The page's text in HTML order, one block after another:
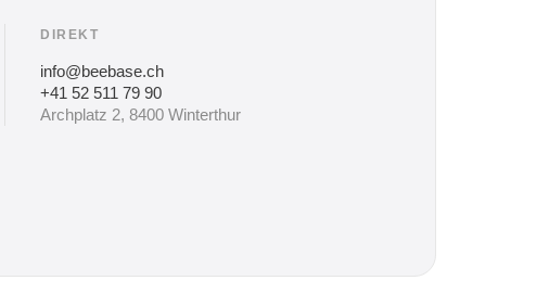
DIREKT
info@beebase.ch
+41 52 511 79 90
Archplatz 2, 8400 Winterthur